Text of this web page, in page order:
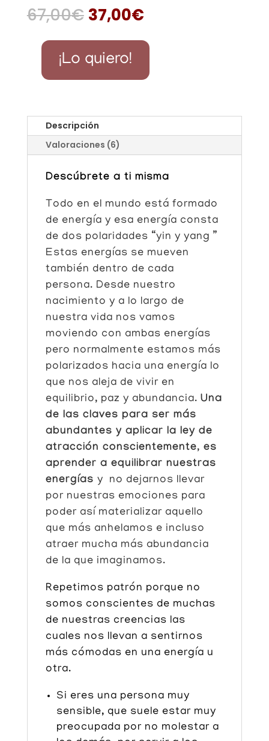
67,00€ El
precio
original
era:
67,00€.
37,00€El
actual
37,00€.
Empodérate
cantidad
¡Lo quiero!
Descripción
Valoraciones (6)
Descúbrete a ti misma
Todo en el mundo está formado
de energía y esa energía consta
de dos polaridades “yin y yang ”
Estas energías se mueven
también dentro de cada
persona. Desde nuestro
nacimiento y a lo largo de
nuestra vida nos vamos
moviendo con ambas energías
pero normalmente estamos más
polarizados hacia una energía lo
que nos aleja de vivir en
equilibrio, paz y abundancia. Una
de las claves para ser más
abundantes y aplicar la ley de
atracción conscientemente, es
aprender a equilibrar nuestras
energías y no dejarnos llevar
por nuestras emociones para
poder así materializar aquello
que más anhelamos e incluso
atraer mucha más abundancia
de la que imaginamos.
Repetimos patrón porque no
somos conscientes de muchas
de nuestras creencias las
cuales nos llevan a sentirnos
más cómodas en una energía u
otra.
Si eres una persona muy
sensible, que suele estar muy
preocupada por no molestar a